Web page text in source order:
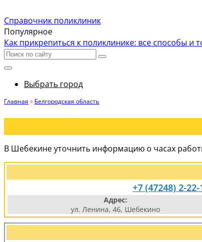
Справочник поликлиник
Популярное
Как прикрепиться к поликлинике: все способы и
Выбрать город
Главная » Белгородская область
В Шебекине уточнить информацию о часах
+7 (47248) 2-22-
Адрес:
ул. Ленина, 46, Шебекино